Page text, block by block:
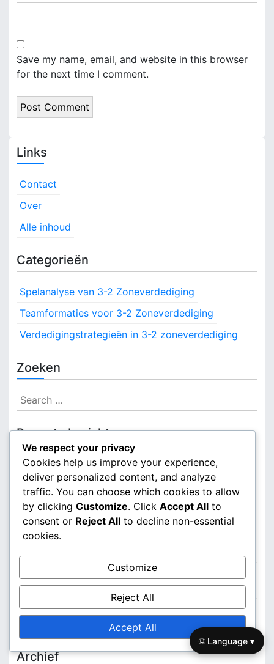
Save my name, email, and website in this browser
for the next time I comment.
Links
Contact
Over
Alle inhoud
Categorieën
Spelanalyse van 3-2 Zoneverdediging
Teamformaties voor 3-2 Zoneverdediging
Verdedigingstrategieën in 3-2 zoneverdediging
Zoeken
S
e
Recente berichten
3-2 Zoneverdediging: Prestatie-evaluatie, Sterke
punten, Zwakke punten
3-2 Zoneverdediging: Formatieprincipes, Ruimte,
Aanpassingen
3-2 Zoneverdediging: Defensieve Mentaliteit,
3-2 Zoneverdediging: Defensieve Tactieken,
Balverdediging, Verdediging zonder Bal
3-2 Zoneverdediging: Spelsituaties, Aanpassingen,
Archief
We respect your privacy
Cookies help us improve your experience,
deliver personalized content, and analyze
traffic. You can choose which cookies to allow
by clicking Customize. Click Accept All to
consent or Reject All to decline non-essential
cookies.
Customize
Reject All
Accept All
🌐 Language ▾